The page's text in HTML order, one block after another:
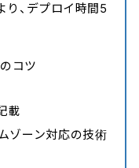
、デプロイ時間5
コツ
載
ゾーン対応の技術